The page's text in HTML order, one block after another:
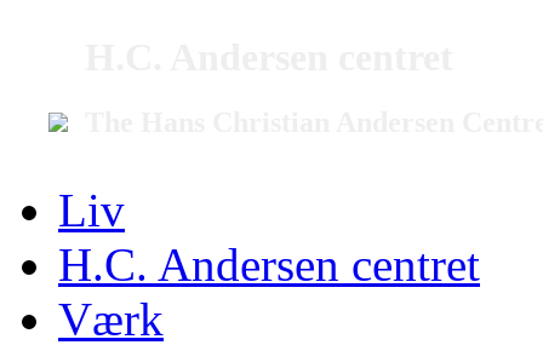
Liv
H.C. Andersen centret
Værk